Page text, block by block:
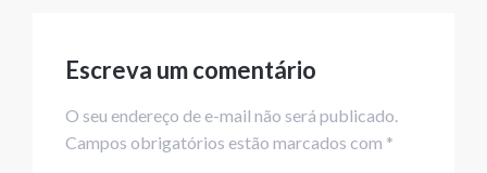
Escreva um comentário
O seu endereço de e-mail não será publicado.
Campos obrigatórios estão marcados com *